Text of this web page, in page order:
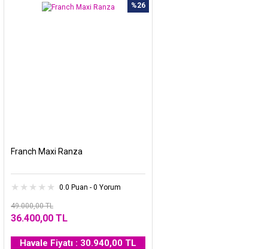
%26
Franch Maxi Ranza
0.0 Puan - 0 Yorum
49.000,00 TL
36.400,00 TL
Havale Fiyatı : 30.940,00 TL